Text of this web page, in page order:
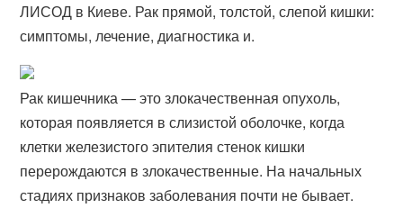
ЛИСОД в Киеве. Рак прямой, толстой, слепой кишки:
симптомы, лечение, диагностика и.
Рак кишечника — это злокачественная опухоль,
которая появляется в слизистой оболочке, когда
клетки железистого эпителия стенок кишки
перерождаются в злокачественные. На начальных
стадиях признаков заболевания почти не бывает.